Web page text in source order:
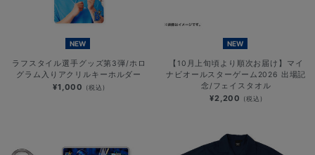
NEW
ラフスタイル選手グッズ第3弾/ホロ
グラム入りアクリルキーホルダー
¥1,000 (税込)
NEW
【10月上旬頃より順次お届け】マイ
ナビオールスターゲーム2026 出場記
念/フェイスタオル
¥2,200 (税込)